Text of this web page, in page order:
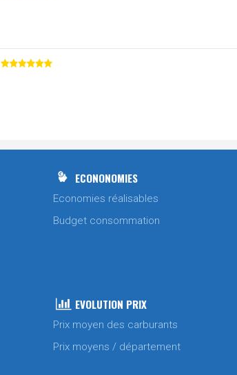
ECONONOMIES
Economies réalisables
Budget consommation
EVOLUTION PRIX
Prix moyen des carburants
Prix moyens / département